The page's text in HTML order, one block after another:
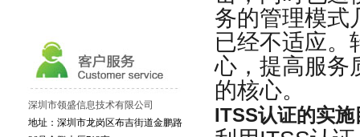
深圳市领盛信息技术有限公司
地址：深圳市龙岗区布吉街道金鹏路
ITSS认证资质成熟度等级...
通过周期ITSS认证运维模...
正副本证书ITSS认证三级...
ITSS认证证书换换证！
ITSS认证证书升级ITS...
务的管理模式
已经不适应。
心，提高服务
的核心。
ITSS认证的实施